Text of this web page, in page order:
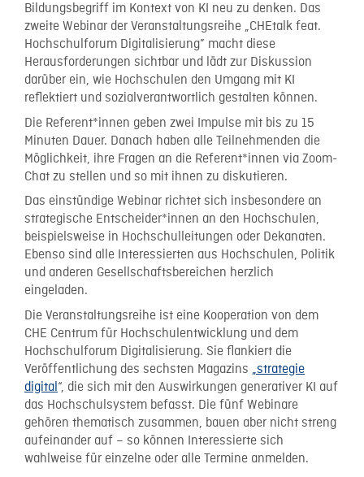
Bildungsbegriff im Kontext von KI neu zu denken. Das
zweite Webinar der Veranstaltungsreihe „CHEtalk feat.
Hochschulforum Digitalisierung” macht diese
Herausforderungen sichtbar und lädt zur Diskussion
darüber ein, wie Hochschulen den Umgang mit KI
reflektiert und sozialverantwortlich gestalten können.
Die Referent*innen geben zwei Impulse mit bis zu 15
Minuten Dauer. Danach haben alle Teilnehmenden die
Möglichkeit, ihre Fragen an die Referent*innen via Zoom-
Chat zu stellen und so mit ihnen zu diskutieren.
Das einstündige Webinar richtet sich insbesondere an
strategische Entscheider*innen an den Hochschulen,
beispielsweise in Hochschulleitungen oder Dekanaten.
Ebenso sind alle Interessierten aus Hochschulen, Politik
und anderen Gesellschaftsbereichen herzlich
eingeladen.
Die Veranstaltungsreihe ist eine Kooperation von dem
CHE Centrum für Hochschulentwicklung und dem
Hochschulforum Digitalisierung. Sie flankiert die
Veröffentlichung des sechsten Magazins „strategie
digital“, die sich mit den Auswirkungen generativer KI auf
das Hochschulsystem befasst. Die fünf Webinare
gehören thematisch zusammen, bauen aber nicht streng
aufeinander auf – so können Interessierte sich
wahlweise für einzelne oder alle Termine anmelden.